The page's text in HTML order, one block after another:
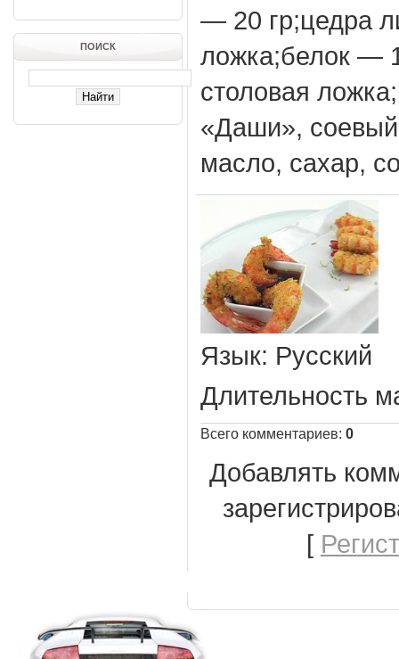
ПОИСК
— 20 гр;цедра
ложка;белок —
столовая
«Даши», соевый
масло, сахар,
Язык: Русский
Длительность
Всего комментариев: 0
Добавлять
[